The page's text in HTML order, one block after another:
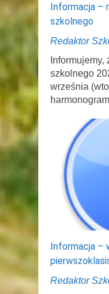
Informacja –
szkolnego
Redaktor
szkolnego
września
Informacja –
Redaktor